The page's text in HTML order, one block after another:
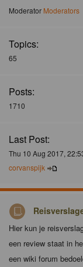
Moderator Moderators
Topics:
65
Posts:
1710
Last Post:
Thu 10 Aug 2017,
corvanspijk
Hier kun je
een review staat in
een wiki forum